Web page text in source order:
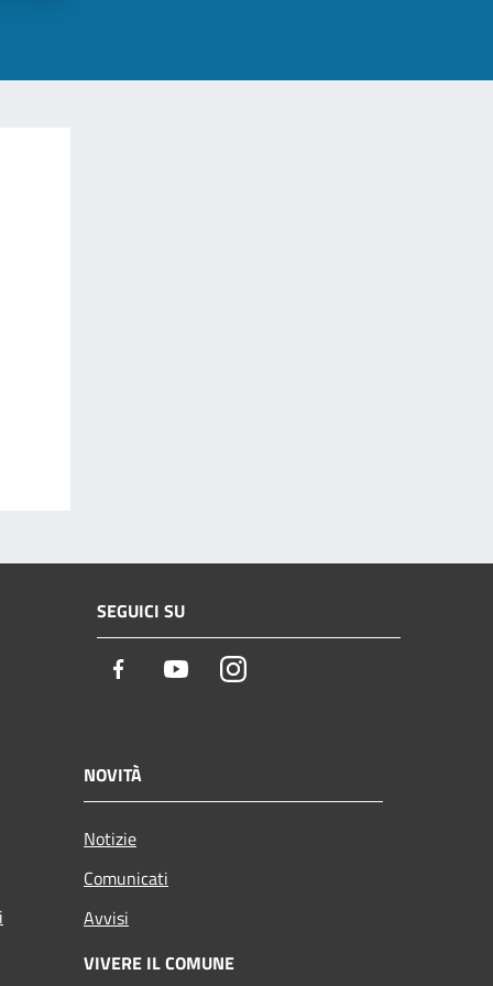
SEGUICI SU
Facebook YoutubeInstagram
NOVITÀ
Notizie
Comunicati
Avvisi
VIVERE IL COMUNE